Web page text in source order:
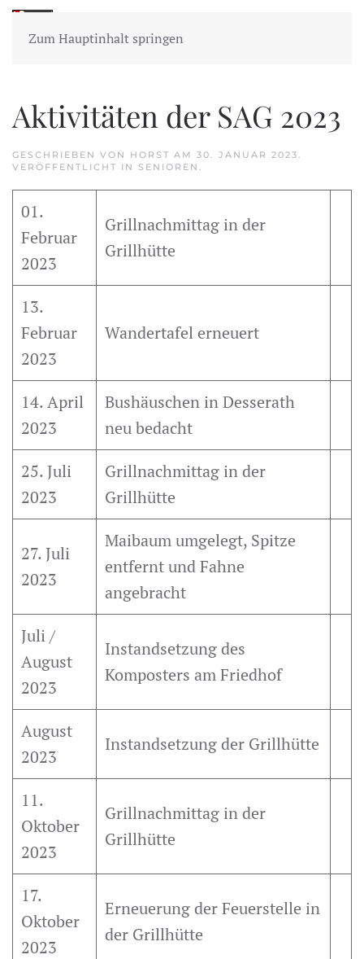
Zum Hauptinhalt springen
Aktivitäten der SAG 2023
GESCHRIEBEN VON HORST AM 30. JANUAR 2023.
VERÖFFENTLICHT IN SENIOREN .
01.
Februar
2023
Grillnachmittag in der
Grillhütte
13.
Februar
2023
Wandertafel erneuert
14. April
2023
Bushäuschen in Desserath
neu bedacht
25. Juli
2023
Grillnachmittag in der
Grillhütte
27. Juli
2023
Maibaum umgelegt, Spitze
entfernt und Fahne
angebracht
Juli /
August
2023
Instandsetzung des
Komposters am Friedhof
August
2023
Instandsetzung der Grillhütte
11.
Oktober
2023
Grillnachmittag in der
Grillhütte
17.
Oktober
2023
Erneuerung der Feuerstelle in
der Grillhütte